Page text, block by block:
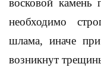
восковой камень
необходимо
шлама, иначе
возникнут